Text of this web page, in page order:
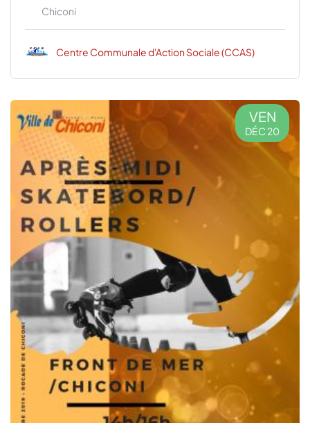
Chiconi
Centre Communale d'Action Sociale (CCAS)
VEN
DÉC 20